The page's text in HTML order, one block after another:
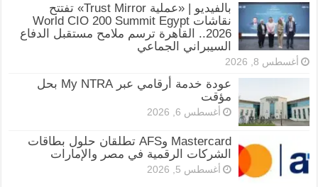
بالفيديو | «عملية Trust Mirror» تفتتح
نقاشات World CIO 200 Summit Egypt
2026.. القاهرة ترسم ملامح مستقبل الدفاع
السيبراني الجماعي
أغسطس 8, 2026
عودة خدمة أرقامي عبر My NTRA بحل
مؤقت
أغسطس 6, 2026
Mastercard وAFS تطلقان حلول بطاقات
الشركات الرقمية في مصر والإمارات
أغسطس 5, 2026